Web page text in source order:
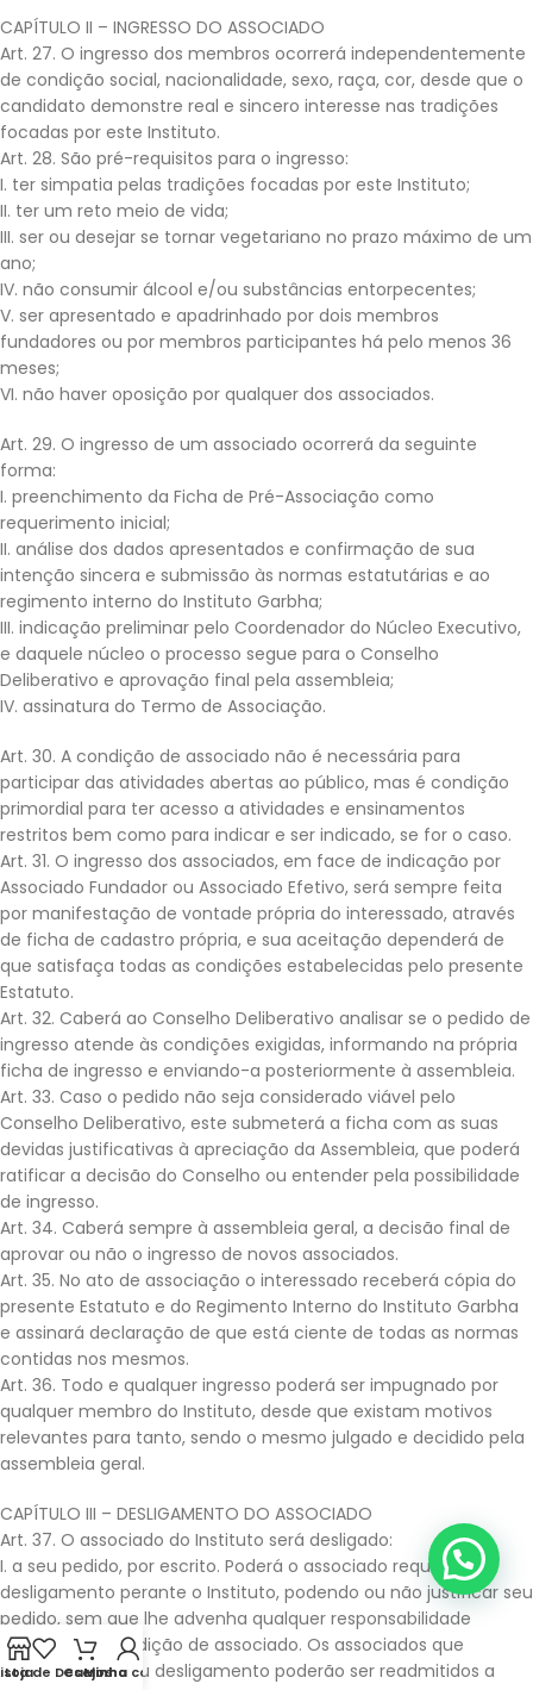
CAPÍTULO II – INGRESSO DO ASSOCIADO
Art. 27. O ingresso dos membros ocorrerá independentemente
de condição social, nacionalidade, sexo, raça, cor, desde que o
candidato demonstre real e sincero interesse nas tradições
focadas por este Instituto.
Art. 28. São pré-requisitos para o ingresso:
I. ter simpatia pelas tradições focadas por este Instituto;
II. ter um reto meio de vida;
III. ser ou desejar se tornar vegetariano no prazo máximo de um
ano;
IV. não consumir álcool e/ou substâncias entorpecentes;
V. ser apresentado e apadrinhado por dois membros
fundadores ou por membros participantes há pelo menos 36
meses;
VI. não haver oposição por qualquer dos associados.
Art. 29. O ingresso de um associado ocorrerá da seguinte
forma:
I. preenchimento da Ficha de Pré-Associação como
requerimento inicial;
II. análise dos dados apresentados e confirmação de sua
intenção sincera e submissão às normas estatutárias e ao
regimento interno do Instituto Garbha;
III. indicação preliminar pelo Coordenador do Núcleo Executivo,
e daquele núcleo o processo segue para o Conselho
Deliberativo e aprovação final pela assembleia;
IV. assinatura do Termo de Associação.
Art. 30. A condição de associado não é necessária para
participar das atividades abertas ao público, mas é condição
primordial para ter acesso a atividades e ensinamentos
restritos bem como para indicar e ser indicado, se for o caso.
Art. 31. O ingresso dos associados, em face de indicação por
Associado Fundador ou Associado Efetivo, será sempre feita
por manifestação de vontade própria do interessado, através
de ficha de cadastro própria, e sua aceitação dependerá de
que satisfaça todas as condições estabelecidas pelo presente
Estatuto.
Art. 32. Caberá ao Conselho Deliberativo analisar se o pedido de
ingresso atende às condições exigidas, informando na própria
ficha de ingresso e enviando-a posteriormente à assembleia.
Art. 33. Caso o pedido não seja considerado viável pelo
Conselho Deliberativo, este submeterá a ficha com as suas
devidas justificativas à apreciação da Assembleia, que poderá
ratificar a decisão do Conselho ou entender pela possibilidade
de ingresso.
Art. 34. Caberá sempre à assembleia geral, a decisão final de
aprovar ou não o ingresso de novos associados.
Art. 35. No ato de associação o interessado receberá cópia do
presente Estatuto e do Regimento Interno do Instituto Garbha
e assinará declaração de que está ciente de todas as normas
contidas nos mesmos.
Art. 36. Todo e qualquer ingresso poderá ser impugnado por
qualquer membro do Instituto, desde que existam motivos
relevantes para tanto, sendo o mesmo julgado e decidido pela
assembleia geral.
CAPÍTULO III – DESLIGAMENTO DO ASSOCIADO
Art. 37. O associado do Instituto será desligado:
I. a seu pedido, por escrito. Poderá o associado requerer seu
desligamento perante o Instituto, podendo ou não justificar seu
pedido, sem que lhe advenha qualquer responsabilidade
posterior na condição de associado. Os associados que
requererem o seu desligamento poderão ser readmitidos a
Lojade Desejos
Carrinho
Minha conta